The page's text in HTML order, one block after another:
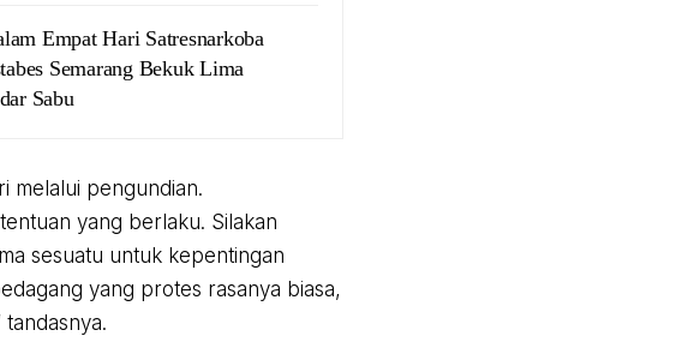
Empat Hari Satresnarkoba
Semarang Bekuk Lima
Sabu
melalui pengundian.
yang berlaku. Silakan
sesuatu untuk kepentingan
yang protes rasanya biasa,